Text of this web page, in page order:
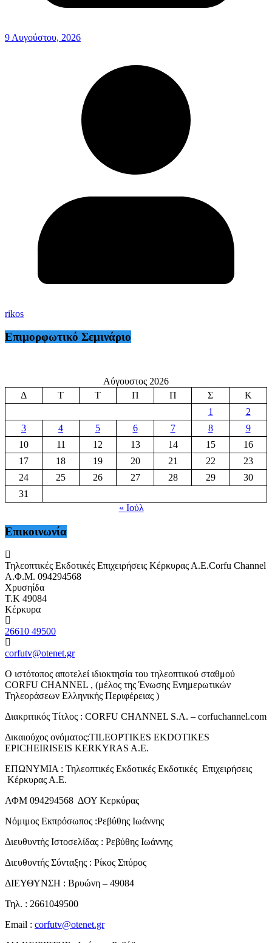
9 Αυγούστου, 2026
rikos
Επιμορφωτικό Σεμινάριο
Αύγουστος 2026
Δ
Τ Τ Π Π Σ
Κ
1
2
3
4 5 6 7 8
9
10
11 12 13 14 15
16
17
18 19 20 21 22
23
24
25 26 27 28 29
30
31
« Ιούλ
Επικοινωνία
Τηλεοπτικές Εκδοτικές Επιχειρήσεις Κέρκυρας Α.Ε.Corfu Channel
Α.Φ.Μ. 094294568
Χρυσηίδα
Τ.Κ 49084
Κέρκυρα
26610 49500
corfutv@otenet.gr
Ο ιστότοπος αποτελεί ιδιοκτησία του τηλεοπτικού σταθμού
CORFU CHANNEL , (μέλος της Ένωσης Ενημερωτικών
Τηλεοράσεων Ελληνικής Περιφέρειας )
Διακριτικός Τίτλος : CORFU CHANNEL S.A. – corfuchannel.com
Δικαιούχος ονόματος:TILEOPTIKES EKDOTIKES
EPICHEIRISEIS KERKYRAS A.E.
ΕΠΩΝΥΜΙΑ : Τηλεοπτικές Εκδοτικές Εκδοτικές Επιχειρήσεις
Κέρκυρας Α.Ε.
ΑΦΜ 094294568 ΔΟΥ Κερκύρας
Νόμιμος Εκπρόσωπος :Ρεβύθης Ιωάννης
Διευθυντής Ιστοσελίδας : Ρεβύθης Ιωάννης
Διευθυντής Σύνταξης : Ρίκος Σπύρος
ΔΙΕΥΘΥΝΣΗ : Βρυώνη – 49084
Τηλ. : 2661049500
Email : corfutv@otenet.gr